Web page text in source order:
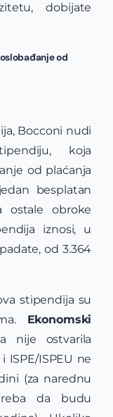
dobijate
od
Bocconi nudi
koja
od plaćanja
besplatan
obroke
iznosi, u
od 3.364
stipendija su
Ekonomski
nije ostvarila
ISPE/ISPEU ne
(za narednu
da budu